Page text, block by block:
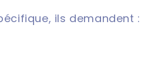
ils demandent :